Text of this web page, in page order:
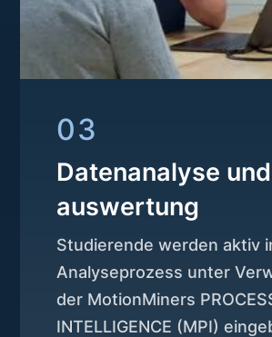
03
Datenanalyse
auswertung
Studierende werden aktiv
Analyseprozess unter
der MotionMiners
INTELLIGENCE (MPI)